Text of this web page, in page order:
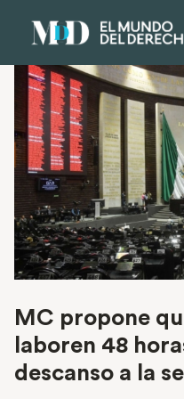
MC propone
laboren 48
descanso a la